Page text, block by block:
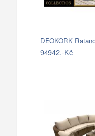
DEOKORK
94942,-Kč